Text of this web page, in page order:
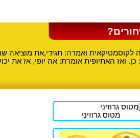
ואמרה: תגידי,את מוציאה
ואז האתיופית אומרת: אה יופי, אז את
מטוס גרוזיני